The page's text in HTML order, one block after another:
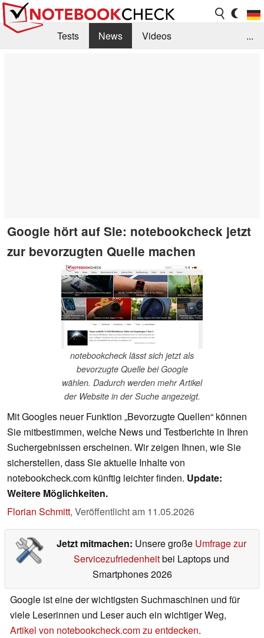
Tests News
Videos
...
Google hört auf Sie: notebookcheck jetzt
zur bevorzugten Quelle machen
notebookcheck lässt sich jetzt als
bevorzugte Quelle bei Google
wählen. Dadurch werden mehr Artikel
der Website in der Suche angezeigt.
Mit Googles neuer Funktion „Bevorzugte Quellen“ können
Sie mitbestimmen, welche News und Testberichte in Ihren
Suchergebnissen erscheinen. Wir zeigen Ihnen, wie Sie
sicherstellen, dass Sie aktuelle Inhalte von
notebookcheck.com künftig leichter finden. Update:
Weitere Möglichkeiten.
Florian Schmitt, Veröffentlicht am 11.05.2026
Jetzt mitmachen: Unsere große Umfrage zur
Servicezufriedenheitbei Laptops und
Smartphones 2026
Google ist eine der wichtigsten Suchmaschinen und für
viele Leserinnen und Leser auch ein wichtiger Weg,
Artikel von notebookcheck.com zu entdecken.